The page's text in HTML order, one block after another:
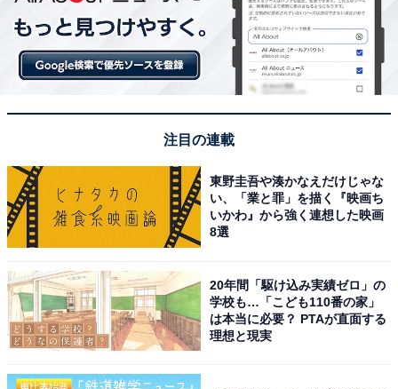
たっぷりのクリームにテンションが上がりますね
注目の連載
東野圭吾や湊かなえだけじゃな
い、「業と罪」を描く『映画ち
いかわ』から強く連想した映画
8選
20年間「駆け込み実績ゼロ」の
学校も…「こども110番の家」
は本当に必要？ PTAが直面する
理想と現実